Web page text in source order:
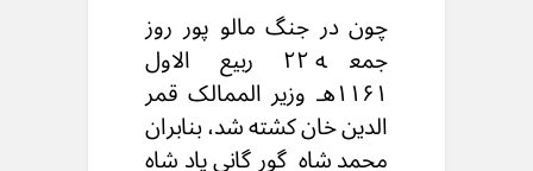
چون در جنگ مالو پور روز
جمعه ۲۲ ربیع الاول
۱۱۶۱هـ وزیر الممالک قمر
الدین خان کشته شد، بنابران
محمد شاه گورگانی پادشاه